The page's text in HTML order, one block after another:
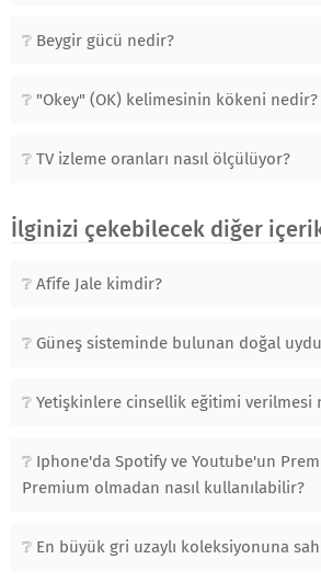
Beygir gücü nedir?
"Okey" (OK) kelimesinin kökeni nedir?
TV izleme oranları nasıl ölçülüyor?
İlginizi çekebilecek diğer
Afife Jale kimdir?
Güneş sisteminde bulunan doğal
Yetişkinlere cinsellik eğitimi verilmesi
Iphone'da Spotify ve Youtube'un
Premium olmadan nasıl kullanılabilir?
En büyük gri uzaylı koleksiyonuna